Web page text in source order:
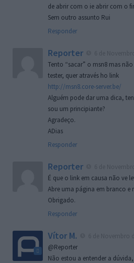
de abrir com o ie abrir com o
Sem outro assunto Rui
Responder
Reporter
Tento “sacar” o msn8 mas
tester, quer através ho link
http://msn8.core-server.be/
Alguém pode dar uma dica,
sou um principiante?
Agradeço.
ADias
Responder
Reporter
É que o link em causa não ve
Abre uma página em branco e
Obrigado.
Responder
Vítor M.
@Reporter
Não estou a entender a